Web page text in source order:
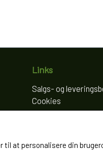
Links
Salgs- og
Cookies
Fortrydelse og
at personalisere din